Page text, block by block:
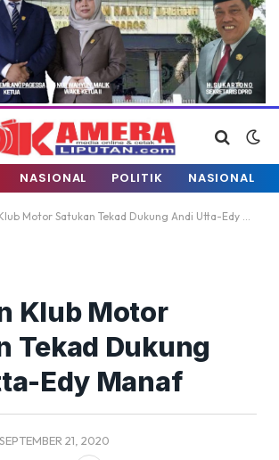
NASIONAL POLITIK NASIONAL
Motor Satukan Tekad Dukung Andi Utta-Edy Manaf
Klub Motor
Tekad Dukung
Edy Manaf
SEPTEMBER 21, 2020